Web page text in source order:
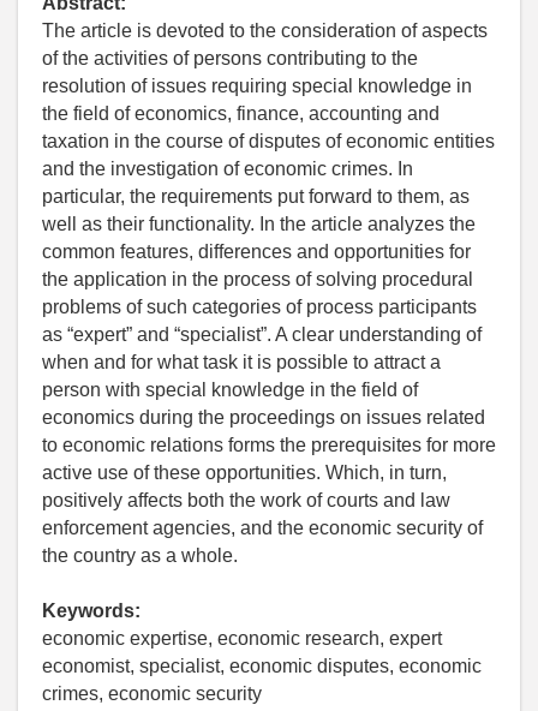
The article is devoted to the consideration of aspects
of the activities of persons contributing to the
resolution of issues requiring special knowledge in
the field of economics, finance, accounting and
taxation in the course of disputes of economic entities
and the investigation of economic crimes. In
particular, the requirements put forward to them, as
well as their functionality. In the article analyzes the
common features, differences and opportunities for
the application in the process of solving procedural
problems of such categories of process participants
as “expert” and “specialist”. A clear understanding of
when and for what task it is possible to attract a
person with special knowledge in the field of
economics during the proceedings on issues related
to economic relations forms the prerequisites for more
active use of these opportunities. Which, in turn,
positively affects both the work of courts and law
enforcement agencies, and the economic security of
the country as a whole.
Keywords:
economic expertise, economic research, expert
economist, specialist, economic disputes, economic
crimes, economic security